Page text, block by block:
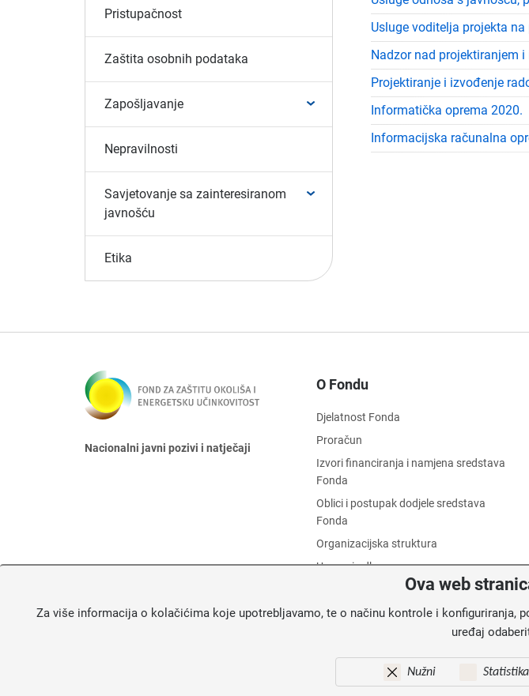
Pristupačnost
Zaštita osobnih podataka
Zapošljavanje
Nepravilnosti
Savjetovanje sa zainteresiranom
javnošću
Etika
Usluge voditelja projekta
Nadzor nad projektiranjem
Projektiranje i izvođenje
Informatička oprema 2020.
Informacijska računalna
Nacionalni javni pozivi i natječaji
O Fondu
Djelatnost Fonda
Proračun
Izvori financiranja i namjena sredstava
Fonda
Oblici i postupak dodjele sredstava
Fonda
Organizacijska struktura
Upravni odbor
Zaštita dostojanstva radnika
Objava informacija o trošenju sredstava
Ova web
Za više informacija o kolačićima koje upotrebljavamo, te o načinu kontrole i konfiguriranja,
uređaj
Nužni Statistika